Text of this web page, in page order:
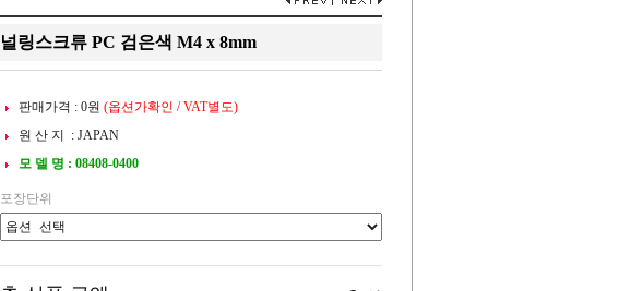
널링스크류 PC 검은색 M4 x 8mm
판매가격 : 0원 (옵션가확인 / VAT별도)
원 산 지 : JAPAN
모 델 명 : 08408-0400
포장단위